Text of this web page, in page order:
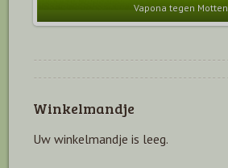
Vapona tegen Motten
Winkelmandje
Uw winkelmandje is leeg.